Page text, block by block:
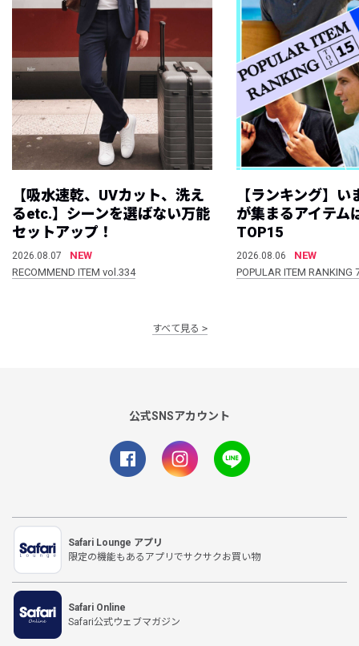
【吸水速乾、UVカット、洗え
るetc.】シーンを選ばない万能
セットアップ！
2026.08.07
NEW
RECOMMEND ITEM vol.334
【ランキング】
が集まるアイテム
TOP15
2026.08.06
NEW
POPULAR ITEM
すべて見る
公式SNSアカウント
Safari Lounge アプリ
限定の機能もあるアプリでサクサクお買い物
Safari Online
Safari公式ウェブマガジン